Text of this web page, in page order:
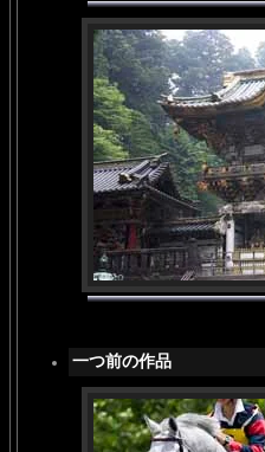
一つ前の作品